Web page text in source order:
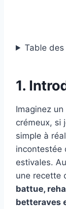
Table
1.
Imaginez
crémeux, si
simple à
incontestée
estivales.
une recette
battue,
betteraves